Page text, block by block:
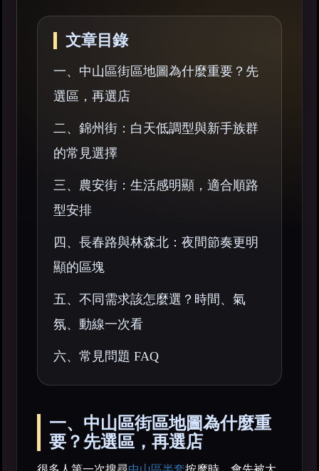
文章目錄
一、中山區街區地圖為什麼重要？先
選區，再選店
二、錦州街：白天低調型與新手族群
的常見選擇
三、農安街：生活感明顯，適合順路
型安排
四、長春路與林森北：夜間節奏更明
顯的區塊
五、不同需求該怎麼選？時間、氣
氛、動線一次看
六、常見問題 FAQ
一、中山區街區地圖為什麼重
要？先選區，再選店